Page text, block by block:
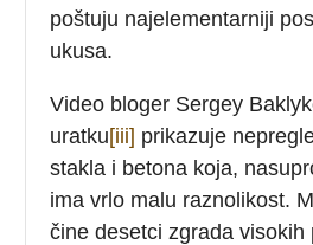
poštuju najelementarniji
ukusa.
Video bloger Sergey
uratku[iii] prikazuje
stakla i betona koja,
ima vrlo malu raznolikost.
čine desetci zgrada visokih